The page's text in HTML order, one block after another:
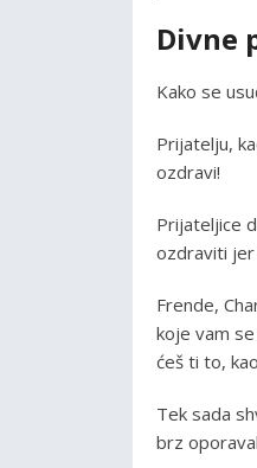
Divne
Kako se
Prijatelju,
ozdravi!
Prijateljice
ozdraviti jer
Frende,
koje vam
ćeš ti to,
Tek sada
brz